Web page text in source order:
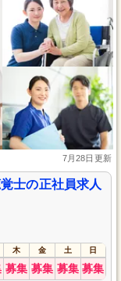
7月28日更新
士の正社員求人
木 金 土 日
募集 募集 募集 募集